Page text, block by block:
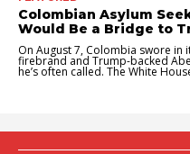
Colombian Asylum
Would Be a Bridge to
On August 7, Colombia swore
firebrand and Trump-backed
he’s often called. The White